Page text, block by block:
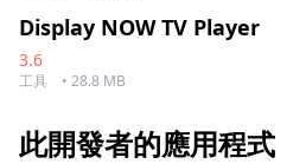
Display NOW TV Player
3.6
工具 • 28.8 MB
此開發者的應用程式